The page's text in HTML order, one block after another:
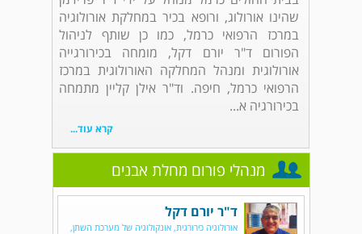
שהינו אורולוג, ורופא בכיר במחלקת אורולוגיה
במרכז הרפואי כרמל, כמו כן שותף לניהול
הפורום ד"ר יורם דקל, מומחה בכירורגייה
אורולוגית ומנהל המחלקה האורולוגית במרכז
הרפואי כרמל, חיפה. וד"ר אילן קליין מתמחה
בכירורגיה א...
קרא עוד...
מנהלי פורום מחלת אבנים
ד"ר יורם דקל
אורולוגיה כירורגית, אונקולוגיה של מערכת השתן,